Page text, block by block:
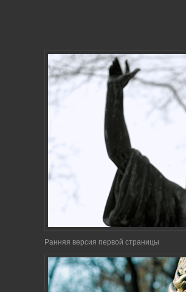
Ранняя версия первой страницы